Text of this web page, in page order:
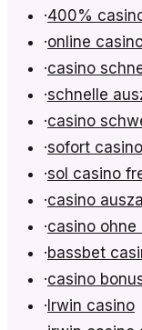
·400%
·online
·casino
·schnelle
·casino
·sofort casino
·sol casino
·casino
·casino ohne
·bassbet
·casino
· Irwin casino